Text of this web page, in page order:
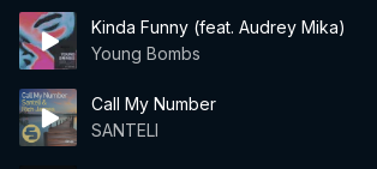
Kinda Funny (feat. Audrey Mika)
Young Bombs
Call My Number
SANTELI